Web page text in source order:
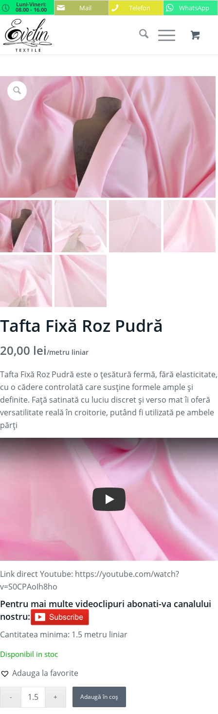
Mail Telefon WhatsApp
Luni-Vineri:
08.00 - 16.00
Tafta Fixă Roz Pudră
20,00 lei/metru liniar
Tafta Fixă Roz Pudră este o țesătură fermă, fără elasticitate,
cu o cădere controlată care susține formele ample și
definite. Față satinată cu luciu discret și verso mat îi oferă
versatilitate reală în croitorie, putând fi utilizată pe ambele
părți
Play Video
Link direct Youtube: https://youtube.com/watch?
v=S0CPAoIh8ho
Pentru mai multe videoclipuri abonati-va canalului
nostru:
Cantitatea minima: 1.5 metru liniar
Disponibil in stoc
Adauga la favorite
Adaugă în coș